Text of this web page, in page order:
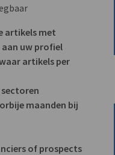
artikels met
aan uw profiel
artikels per
maanden bij
of prospects